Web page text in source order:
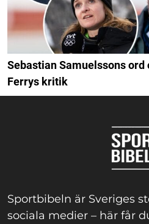
Sebastian Samuelssons ord
Ferrys kritik
Sportbibeln är Sveriges
sociala medier – här får